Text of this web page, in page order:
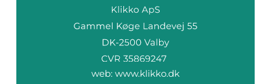
web: www.klikko.dk